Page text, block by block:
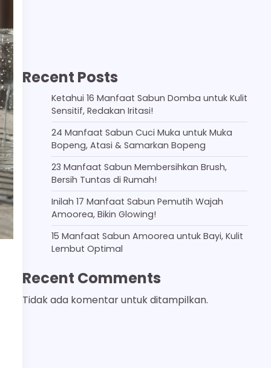
Recent Posts
Ketahui 16 Manfaat Sabun Domba untuk Kulit
Sensitif, Redakan Iritasi!
24 Manfaat Sabun Cuci Muka untuk Muka
Bopeng, Atasi & Samarkan Bopeng
23 Manfaat Sabun Membersihkan Brush,
Bersih Tuntas di Rumah!
Inilah 17 Manfaat Sabun Pemutih Wajah
Amoorea, Bikin Glowing!
15 Manfaat Sabun Amoorea untuk Bayi, Kulit
Lembut Optimal
Recent Comments
Tidak ada komentar untuk ditampilkan.